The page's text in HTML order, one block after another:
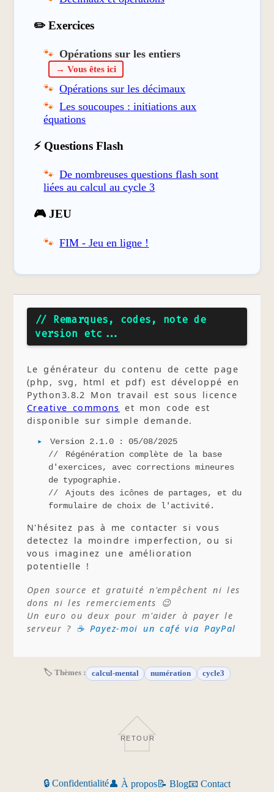
✏️ Exercices
Opérations sur les entiers
→ Vous êtes ici
Opérations sur les décimaux
Les soucoupes : initiations aux
équations
⚡ Questions Flash
De nombreuses questions flash sont
liées au calcul au cycle 3
🎮 JEU
FIM - Jeu en ligne !
// Remarques, codes, note de
version etc...
Le générateur du contenu de cette page
(php, svg, html et pdf) est développé en
Python3.8.2 Mon travail est sous licence
Creative commons et mon code est
disponible sur simple demande.
Version 2.1.0 : 05/08/2025
Régénération complète de la base
d'exercices, avec corrections mineures
de typographie.
Ajouts des icônes de partages, et du
formulaire de choix de l'activité.
N'hésitez pas à me contacter si vous
detectez la moindre imperfection, ou si
vous imaginez une amélioration
potentielle !
Open source et gratuité n'empêchent ni les
dons ni les remerciements 😉
Un euro ou deux pour m'aider à payer le
serveur ? ☕ Payez-moi un café via PayPal
🏷 Thèmes : calcul-mental numération cycle3
RETOUR
🔒 Confidentialité👤 À propos📝 Blog📧 Contact